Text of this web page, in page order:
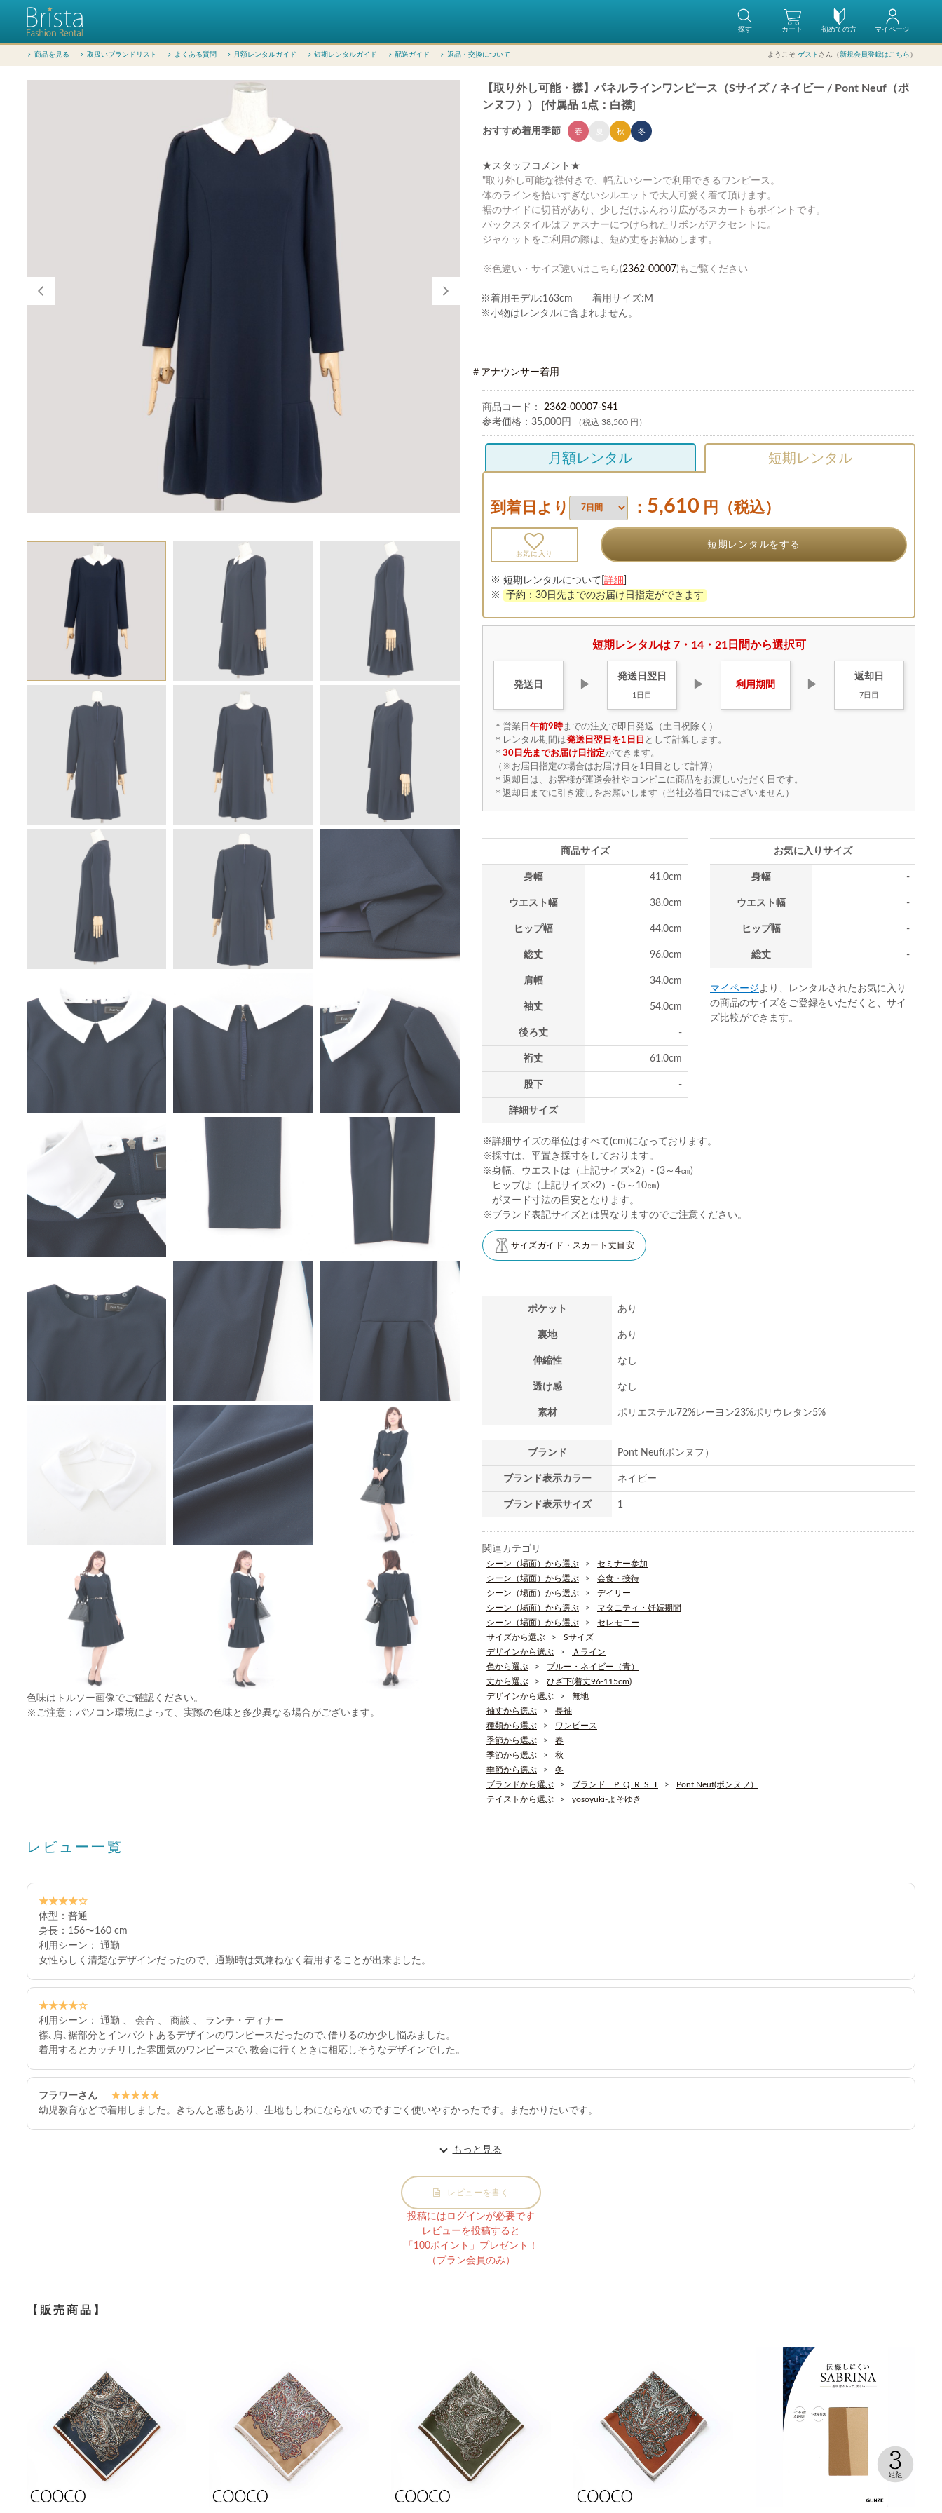
初めての方
カート マイページ
探す
商品を見る 取扱いブランドリスト よくある質問 月額レンタルガイド 短期レンタルガイド 配送ガイド 返品・交換について ようこそ ゲスト さん（新規会員登録はこちら ）
色味はトルソー画像でご確認ください。
※ご注意：パソコン環境によって、実際の色味と多少異なる場合がございます。
【取り外し可能・襟】パネルラインワンピース（Sサイズ / ネイビー / Pont Neuf（ポ
ンヌフ）） [付属品 1点：白襟]
おすすめ着用季節 春 秋 冬
★スタッフコメント★
"取り外し可能な襟付きで、幅広いシーンで利用できるワンピース。
体のラインを拾いすぎないシルエットで大人可愛く着て頂けます。
裾のサイドに切替があり、少しだけふんわり広がるスカートもポイントです。
バックスタイルはファスナーにつけられたリボンがアクセントに。
ジャケットをご利用の際は、短め丈をお勧めします。
※色違い・サイズ違いはこちら(2362-00007)もご覧ください
※着用モデル:163cm 着用サイズ:M
※小物はレンタルに含まれません。
＃アナウンサー着用
商品コード： 2362-00007-S41
参考価格： 35,000円 （税込 38,500 円）
月額レンタル 短期レンタル
到着日より ： 5,610 円（税込）
お気に入り
短期レンタルをする
※ 短期レンタルについて[ 詳細
※
予約：30日先までのお届け日指定ができます
短期レンタルは 7・14・21日間から選択可
発送日 ▶
発送日 翌日
1日目
▶ 利用期間 ▶
返却日
7日目
＊営業日 午前9時までの注文で即日発送（土日祝除く）
＊レンタル期間は発送日翌日を1日目 として計算します。
＊ 30日先までお届け日指定ができます。
（※お届日指定の場合はお届け日を1日目として計算）
＊返却日は、お客様が運送会社やコンビニに商品をお渡しいただく日です。
＊返却日までに引き渡しをお願いします（当社必着日ではございません）
商品サイズ
身幅 41.0cm
ウエスト幅 38.0cm
ヒップ幅 44.0cm
総丈 96.0cm
肩幅 34.0cm
袖丈 54.0cm
後ろ丈 -
裄丈 61.0cm
股下 -
詳細サイズ
お気に入りサイズ
身幅 -
ウエスト幅 -
ヒップ幅 -
総丈 -
マイページより、レンタルされたお気に入り
の商品のサイズをご登録をいただくと、サイ
ズ比較ができます。
※詳細サイズの単位はすべて(cm)になっております。
※採寸は、平置き採寸をしております。
※身幅、ウエストは（上記サイズ×2）- (3～4㎝)
ヒップは（上記サイズ×2）- (5～10㎝)
がヌード寸法の目安となります。
※ブランド表記サイズとは異なりますのでご注意ください。
サイズガイド・スカート丈目安
ポケット あり
裏地 あり
伸縮性 なし
透け感 なし
素材 ポリエステル72%レーヨン23%ポリウレタン5%
ブランド Pont Neuf(ポンヌフ）
ブランド表示カラー ネイビー
ブランド表示サイズ 1
関連カテゴリ
シーン（場面）から選ぶ
セミナー参加
シーン（場面）から選ぶ
会食・接待
シーン（場面）から選ぶ
デイリー
シーン（場面）から選ぶ
マタニティ・妊娠期間
シーン（場面）から選ぶ
セレモニー
サイズから選ぶ
Sサイズ
デザインから選ぶ
Ａライン
色から選ぶ
ブルー・ネイビー（青）
丈から選ぶ
ひざ下(着丈96-115cm)
デザインから選ぶ
無地
袖丈から選ぶ
長袖
種類から選ぶ
ワンピース
季節から選ぶ
春
季節から選ぶ
秋
季節から選ぶ
冬
ブランドから選ぶ
ブランド P･Q･R･S･T
Pont Neuf(ポンヌフ）
テイストから選ぶ
yosoyuki-よそゆき
レビュー一覧
★★★★☆
体型：普通
身長：156〜160 cm
利用シーン： 通勤
女性らしく清楚なデザインだったので、通勤時は気兼ねなく着用することが出来ました。
★★★★☆
利用シーン： 通勤 、 会合 、 商談 、 ランチ・ディナー
襟､肩､裾部分とインパクトあるデザインのワンピースだったので､借りるのか少し悩みました。
着用するとカッチリした雰囲気のワンピースで､教会に行くときに相応しそうなデザインでした。
フラワーさん
★★★★★
幼児教育などで着用しました。きちんと感もあり、生地もしわにならないのですごく使いやすかったです。またかりたいです。
もっと見る
レビューを書く
投稿にはログインが必要です
レビューを投稿すると
「100ポイント」プレゼント！
（プラン会員のみ）
【販売商品】